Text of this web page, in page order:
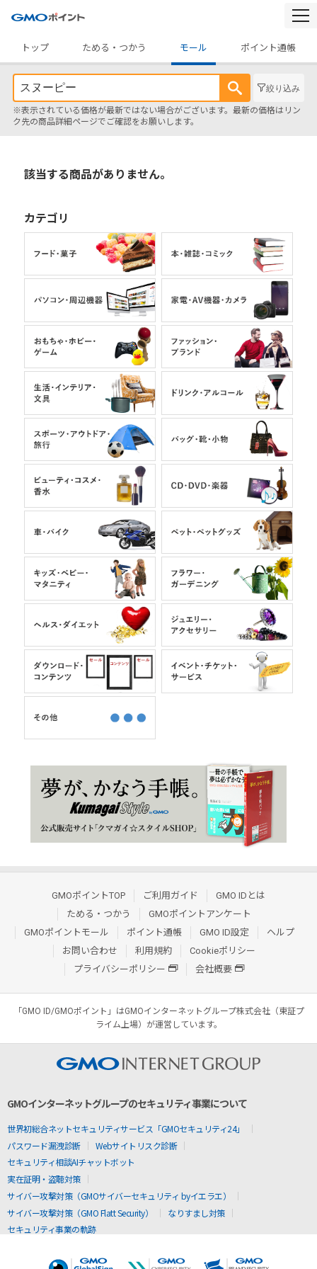
トップ
ためる・つかう モール ポイント通帳
絞り込み
※表示されている価格が最新ではない場合がございます。最新の価格はリン
ク先の商品詳細ページでご確認をお願いします。
該当する商品がありません。
カテゴリ
GMOポイントTOP ご利用ガイド
GMO IDとは
ためる・つかう
GMOポイントアンケート
GMOポイントモール
ポイント通帳 GMO ID設定
ヘルプ
お問い合わせ
利用規約
Cookieポリシー
プライバシーポリシー
会社概要
「GMO ID/GMOポイント」はGMOインターネットグループ株式会社（東証プ
ライム上場）が運営しています。
GMOインターネットグループのセキュリティ事業について
世界初総合ネットセキュリティサービス「GMOセキュリティ24」
パスワード漏洩診断
Webサイトリスク診断
セキュリティ相談AIチャットボット
実在証明・盗聴対策
サイバー攻撃対策（GMOサイバーセキュリティ byイエラエ）
サイバー攻撃対策（GMO Flatt Security）
なりすまし対策
セキュリティ事業の軌跡